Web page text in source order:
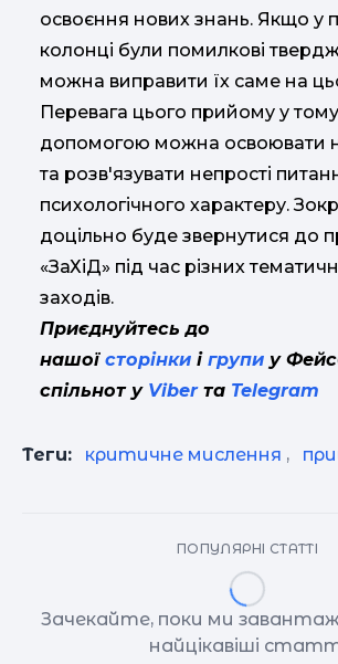
освоєння нових знань. Якщо у
колонці були помилкові
можна виправити їх саме на
Перевага цього прийому у
допомогою можна освоювати
та розв'язувати непрості
психологічного характеру.
доцільно буде звернутися до
«ЗаХіД» під час різних
заходів.
Приєднуйтесь до
нашої сторінки і групи у
спільнот у Viberта Telegram
Теги: критичне мислення ,
ПОПУЛЯРНІ СТАТТІ
Зачекайте, поки ми
найцікавіші